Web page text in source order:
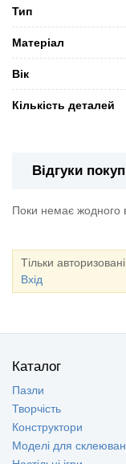
Тип
Матеріал
Вік
Кількість деталей
Відгуки
Поки немає жодного
Тільки
Вхід
Каталог
Пазли
Творчість
Конструктори
Моделі для